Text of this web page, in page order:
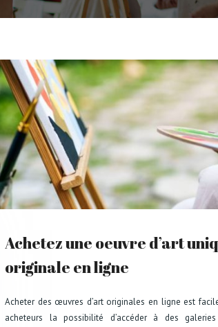
Achetez une oeuvre d’art
originale en ligne
Acheter des œuvres d’art originales en ligne est
acheteurs la possibilité d’accéder à des